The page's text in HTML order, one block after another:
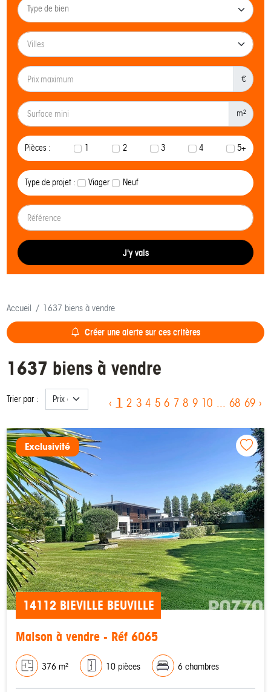
€
m²
Pièces : 1 2 3 4 5+
Type de projet : Viager Neuf
J'y vais
Accueil 1637 biens à vendre
Créer une alerte sur ces critères
1637 biens à vendre
Trier par : ‹ 1 2 3 4 5 6 7 8 9 10 ... 68 69 ›
Exclusivité
14112 BIEVILLE BEUVILLE
Maison à vendre - Réf 6065
376 m² 10 pièces 6 chambres